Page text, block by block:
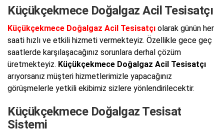
Küçükçekmece Doğalgaz Acil Tesisatçı
Küçükçekmece Doğalgaz Acil Tesisatçı olarak günün her
saati hızlı ve etkili hizmeti vermekteyiz. Özellikle gece geç
saatlerde karşılaşacağınız sorunlara derhal çözüm
üretmekteyiz. Küçükçekmece Doğalgaz Acil Tesisatçı
arıyorsanız müşteri hizmetlerimizle yapacağınız
görüşmelerle yetkili ekibimiz sizlere yönlendirilecektir.
Küçükçekmece Doğalgaz Tesisat
Sistemi